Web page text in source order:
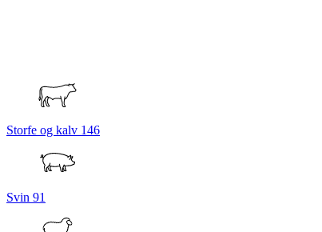
Storfe og kalv 146
Svin 91